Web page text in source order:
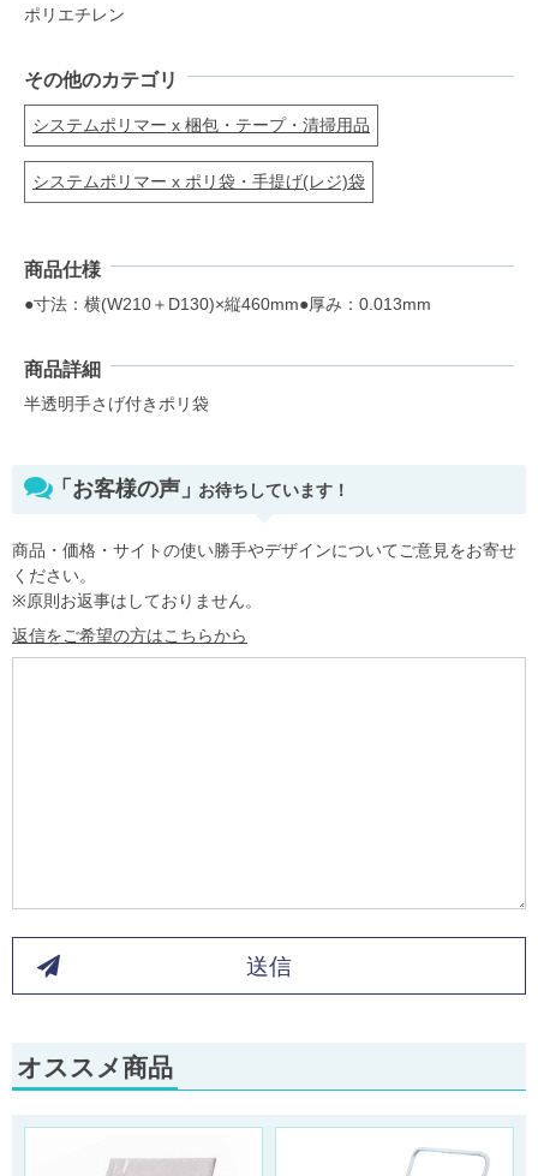
ポリエチレン
その他のカテゴリ
システムポリマー x 梱包・テープ・清掃用品
システムポリマー x ポリ袋・手提げ(レジ)袋
商品仕様
●寸法：横(W210＋D130)×縦460mm●厚み：0.013mm
商品詳細
半透明手さげ付きポリ袋
「お客様の声」お待ちしています！
商品・価格・サイトの使い勝手やデザインについてご意見をお寄せ
ください。
※原則お返事はしておりません。
返信をご希望の方はこちらから
送信
オススメ商品